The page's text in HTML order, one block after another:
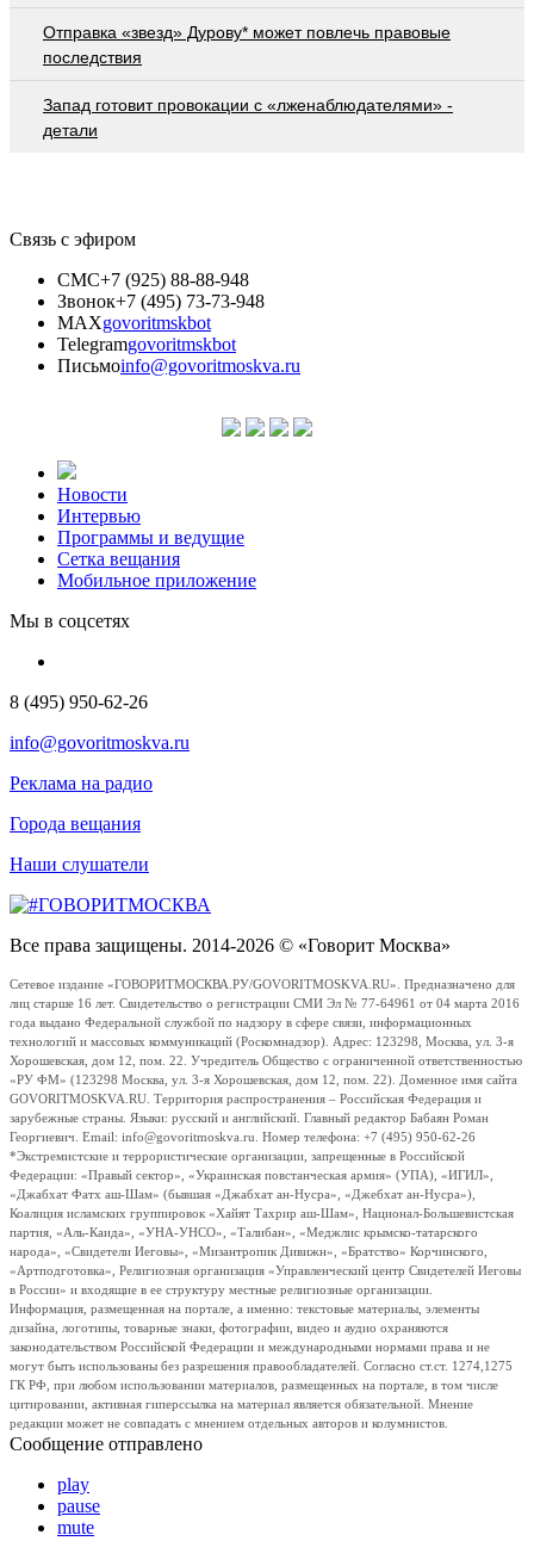
Отправка «звезд» Дурову* может повлечь правовые
последствия
Запад готовит провокации с «лженаблюдателями» -
детали
Связь с эфиром
СМС+7 (925) 88-88-948
Звонок+7 (495) 73-73-948
MAXgovoritmskbot
Telegramgovoritmskbot
Письмоinfo@govoritmoskva.ru
Новости
Интервью
Программы и ведущие
Сетка вещания
Мобильное приложение
Мы в соцсетях
8 (495) 950-62-26
info@govoritmoskva.ru
Реклама на радио
Города вещания
Наши слушатели
Все права защищены. 2014-2026 © «Говорит Москва»
Сетевое издание «ГОВОРИТМОСКВА.РУ/GOVORITMOSKVA.RU». Предназначено для
лиц старше 16 лет. Свидетельство о регистрации СМИ Эл № 77-64961 от 04 марта 2016
года выдано Федеральной службой по надзору в сфере связи, информационных
технологий и массовых коммуникаций (Роскомнадзор). Адрес: 123298, Москва, ул. 3-я
Хорошевская, дом 12, пом. 22. Учредитель Общество с ограниченной ответственностью
«РУ ФМ» (123298 Москва, ул. 3-я Хорошевская, дом 12, пом. 22). Доменное имя сайта
GOVORITMOSKVA.RU. Территория распространения – Российская Федерация и
зарубежные страны. Языки: русский и английский. Главный редактор Бабаян Роман
Георгиевич. Email: info@govoritmoskva.ru. Номер телефона: +7 (495) 950-62-26
*Экстремистские и террористические организации, запрещенные в Российской
Федерации: «Правый сектор», «Украинская повстанческая армия» (УПА), «ИГИЛ»,
«Джабхат Фатх аш-Шам» (бывшая «Джабхат ан-Нусра», «Джебхат ан-Нусра»),
Коалиция исламских группировок «Хайят Тахрир аш-Шам», Национал-Большевистская
партия, «Аль-Каида», «УНА-УНСО», «Талибан», «Меджлис крымско-татарского
народа», «Свидетели Иеговы», «Мизантропик Дивижн», «Братство» Корчинского,
«Артподготовка», Религиозная организация «Управленческий центр Свидетелей Иеговы
в России» и входящие в ее структуру местные религиозные организации.
Информация, размещенная на портале, а именно: текстовые материалы, элементы
дизайна, логотипы, товарные знаки, фотографии, видео и аудио охраняются
законодательством Российской Федерации и международными нормами права и не
могут быть использованы без разрешения правообладателей. Согласно ст.ст. 1274,1275
ГК РФ, при любом использовании материалов, размещенных на портале, в том числе
цитировании, активная гиперссылка на материал является обязательной. Мнение
редакции может не совпадать с мнением отдельных авторов и колумнистов.
Сообщение отправлено
play
pause
mute